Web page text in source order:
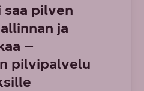
pilven
ja
–
pilvipalvelu